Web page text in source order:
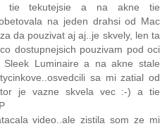
tie tekutejsie a na akne tie
na jeden drahsi od Mac
da pouzivat aj aj..je skvely, len ta
dostupnejsich pouzivam pod oci
Luminaire a na akne stale
sa mi zatial od
je vazne skvela vec :-) a tie
video..ale zistila som ze mi